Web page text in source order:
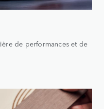
de performances et de